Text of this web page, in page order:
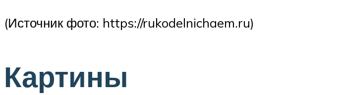
(Источник фото: https://rukodelnichaem.ru)
Картины